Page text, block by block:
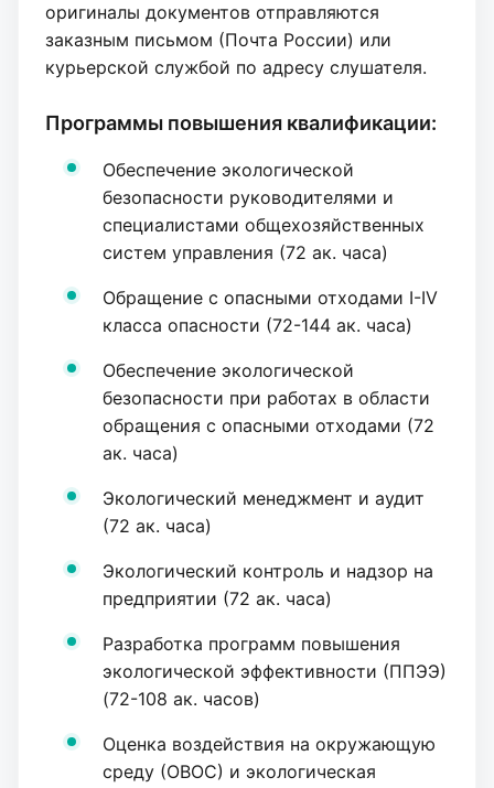
оригиналы документов отправляются
заказным письмом (Почта России) или
курьерской службой по адресу слушателя.
Программы повышения квалификации:
Обеспечение экологической
безопасности руководителями и
специалистами общехозяйственных
систем управления (72 ак. часа)
Обращение с опасными отходами I-IV
класса опасности (72-144 ак. часа)
Обеспечение экологической
безопасности при работах в области
обращения с опасными отходами (72
ак. часа)
Экологический менеджмент и аудит
(72 ак. часа)
Экологический контроль и надзор на
предприятии (72 ак. часа)
Разработка программ повышения
экологической эффективности (ППЭЭ)
(72-108 ак. часов)
Оценка воздействия на окружающую
среду (ОВОС) и экологическая